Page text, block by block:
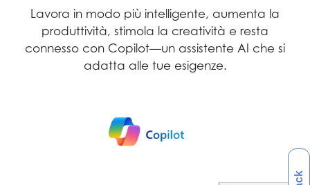
Lavora in modo più intelligente, aumenta la
produttività, stimola la creatività e resta
connesso con Copilot—un assistente AI che si
adatta alle tue esigenze.